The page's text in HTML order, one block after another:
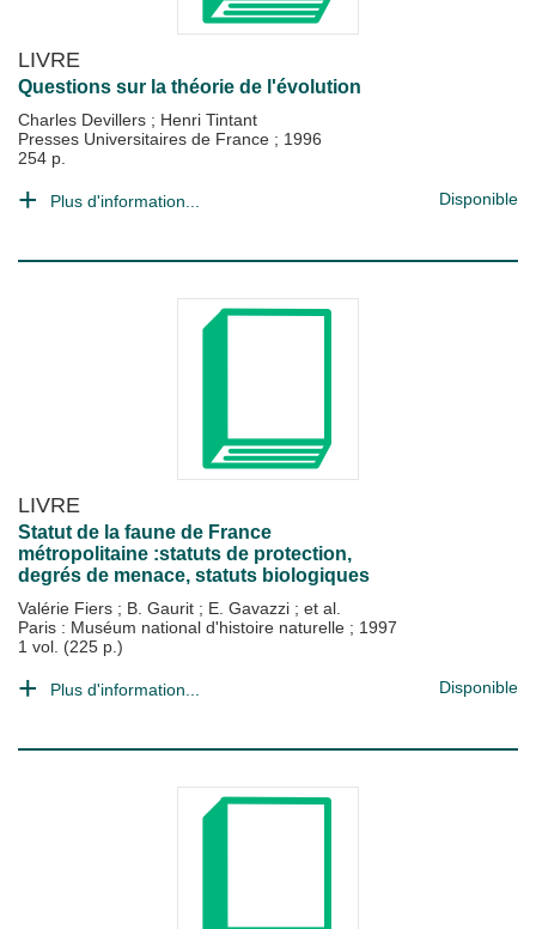
LIVRE
Questions sur la théorie de l'évolution
Charles Devillers ; Henri Tintant
Presses Universitaires de France ; 1996
254 p.
Plus d'information... Disponible
LIVRE
Statut de la faune de France
métropolitaine :statuts de protection,
degrés de menace, statuts biologiques
Valérie Fiers ; B. Gaurit ; E. Gavazzi ; et al.
Paris : Muséum national d'histoire naturelle ; 1997
1 vol. (225 p.)
Plus d'information... Disponible